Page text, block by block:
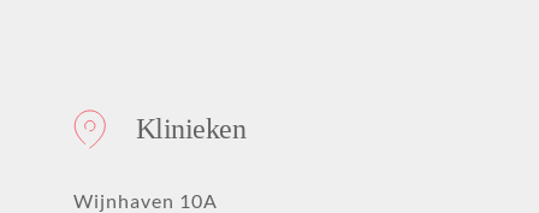
Klinieken
Wijnhaven 10A